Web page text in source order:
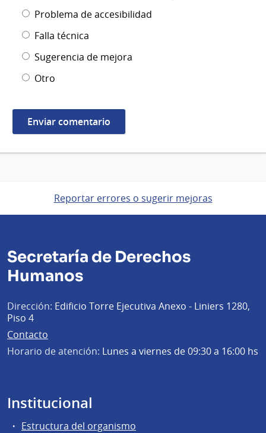
Problema de accesibilidad
Falla técnica
Sugerencia de mejora
Otro
Reportar errores o sugerir mejoras
Secretaría de Derechos
Humanos
Dirección: Edificio Torre Ejecutiva Anexo - Liniers 1280,
Piso 4
Contacto
Horario de atención: Lunes a viernes de 09:30 a 16:00 hs
Institucional
Estructura del organismo